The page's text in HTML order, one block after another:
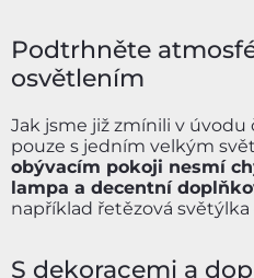
Podtrhněte
osvětlením
Jak jsme již zmínili v
pouze s jedním velkým
obývacím pokoji nesmí
lampa a decentní
například řetězová světýlka
S dekoracemi a